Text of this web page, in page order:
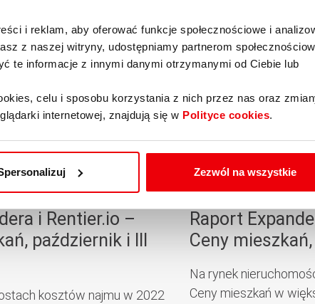
i reklam, aby oferować funkcje społecznościowe i
z naszej witryny, udostępniamy partnerom
te informacje z innymi danymi otrzymanymi od Ciebie lub
celu i sposobu korzystania z nich przez nas oraz
internetowej, znajdują się w Polityce cookies.
Zezwól na wszystkie
i Rentier.io –
październik i III
kosztów najmu w 2022
Raport
Ceny
Na rynek
Ceny mieszkań w